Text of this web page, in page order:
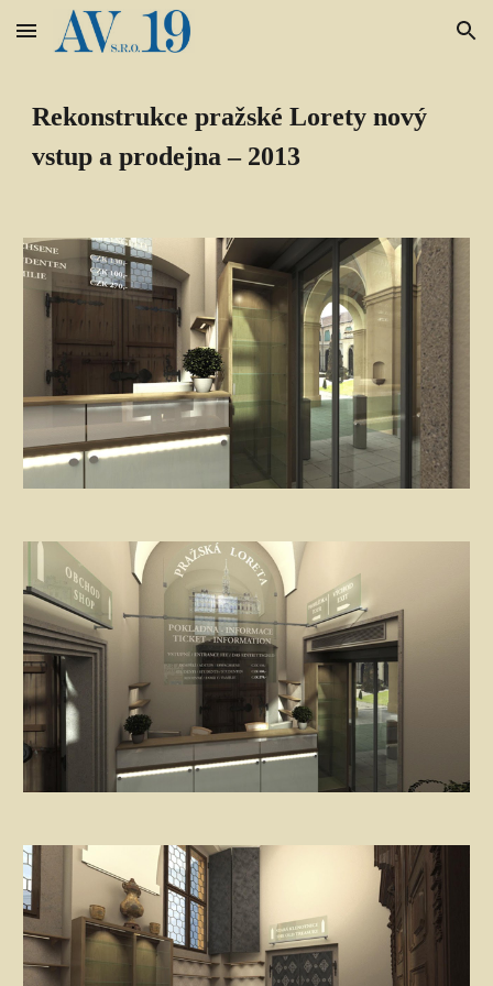
Skip to main content Skip to navigation
Rekonstrukce pražské Lorety nový
vstup a prodejna – 2013